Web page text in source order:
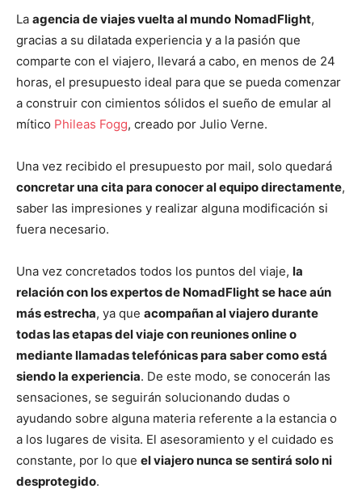
La agencia de viajes vuelta al mundo NomadFlight,
gracias a su dilatada experiencia y a la pasión que
comparte con el viajero, llevará a cabo, en menos de 24
horas, el presupuesto ideal para que se pueda comenzar
a construir con cimientos sólidos el sueño de emular al
mítico Phileas Fogg, creado por Julio Verne.
Una vez recibido el presupuesto por mail, solo quedará
concretar una cita para conocer al equipo directamente,
saber las impresiones y realizar alguna modificación si
fuera necesario.
Una vez concretados todos los puntos del viaje, la
relación con los expertos de NomadFlight se hace aún
más estrecha, ya que acompañan al viajero durante
todas las etapas del viaje con reuniones online o
mediante llamadas telefónicas para saber como está
siendo la experiencia. De este modo, se conocerán las
sensaciones, se seguirán solucionando dudas o
ayudando sobre alguna materia referente a la estancia o
a los lugares de visita. El asesoramiento y el cuidado es
constante, por lo que el viajero nunca se sentirá solo ni
desprotegido.